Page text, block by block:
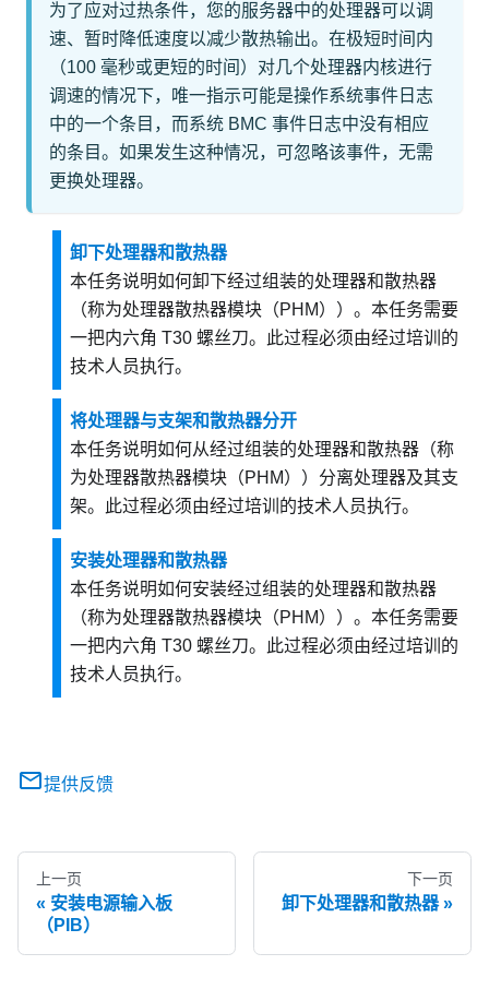
为了应对过热条件，您的服务器中的处理器可以调
速、暂时降低速度以减少散热输出。在极短时间内
（100 毫秒或更短的时间）对几个处理器内核进行
调速的情况下，唯一指示可能是操作系统事件日志
中的一个条目，而系统 BMC 事件日志中没有相应
的条目。如果发生这种情况，可忽略该事件，无需
更换处理器。
卸下处理器和散热器
本任务说明如何卸下经过组装的处理器和散热器
（称为处理器散热器模块（PHM））。本任务需要
一把内六角 T30 螺丝刀。此过程必须由经过培训的
技术人员执行。
将处理器与支架和散热器分开
本任务说明如何从经过组装的处理器和散热器（称
为处理器散热器模块（PHM））分离处理器及其支
架。此过程必须由经过培训的技术人员执行。
安装处理器和散热器
本任务说明如何安装经过组装的处理器和散热器
（称为处理器散热器模块（PHM））。本任务需要
一把内六角 T30 螺丝刀。此过程必须由经过培训的
技术人员执行。
提供反馈
上一页
安装电源输入板
（PIB）
下一页
卸下处理器和散热器